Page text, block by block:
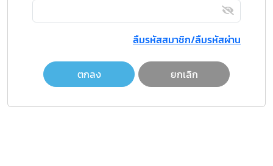
ลืมรหัสสมาชิก/ลืมรหัสผ่าน
ตกลง ยกเลิก